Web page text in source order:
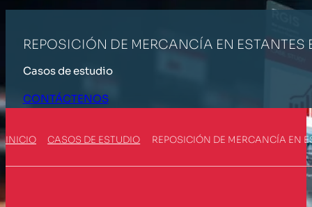
REPOSICIÓN DE MERCANCÍA EN
Casos de estudio
CONTÁCTENOS
INICIO CASOS DE ESTUDIO REPOSICIÓN DE MERCANCÍA EN